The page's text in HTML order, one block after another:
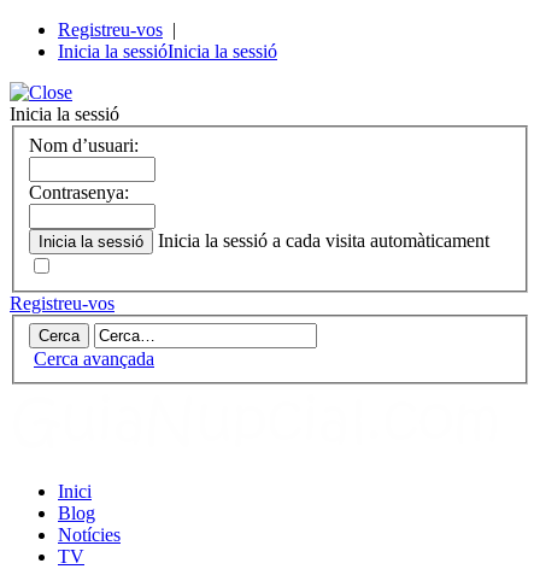
Registreu-vos |
Inicia la sessióInicia la sessió
Inicia la sessió
Nom d’usuari:
Contrasenya:
Inicia la sessió a cada visita automàticament
Registreu-vos
Cerca avançada
Inici
Blog
Notícies
TV